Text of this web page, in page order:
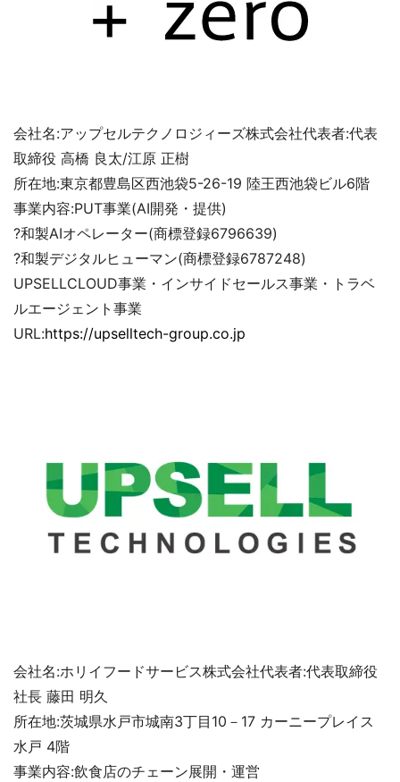
会社名:アップセルテクノロジィーズ株式会社代表者:代表
取締役 高橋 良太/江原 正樹
所在地:東京都豊島区西池袋5-26-19 陸王西池袋ビル6階
事業内容:PUT事業(AI開発・提供)
?和製AIオペレーター(商標登録6796639)
?和製デジタルヒューマン(商標登録6787248)
UPSELLCLOUD事業・インサイドセールス事業・トラベ
ルエージェント事業
URL:https://upselltech-group.co.jp
会社名:ホリイフードサービス株式会社代表者:代表取締役
社長 藤田 明久
所在地:茨城県水戸市城南3丁目10－17 カーニープレイス
水戸 4階
事業内容:飲食店のチェーン展開・運営